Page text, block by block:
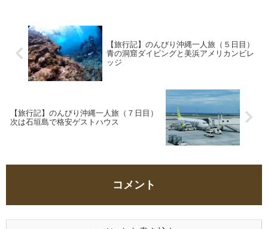
験します。水牛車で海を渡った
り、美しい街並みを回ったり、三
線の音色とともにゆっくりとした
時間を楽しみました。
います。
【旅行記】のんびり沖縄一人旅（５日目）
青の洞窟ダイビングと美浜アメリカンビレ
ッジ
【旅行記】のんびり沖縄一人旅（７日目）
次は石垣島で格安ゲストハウス
コメント